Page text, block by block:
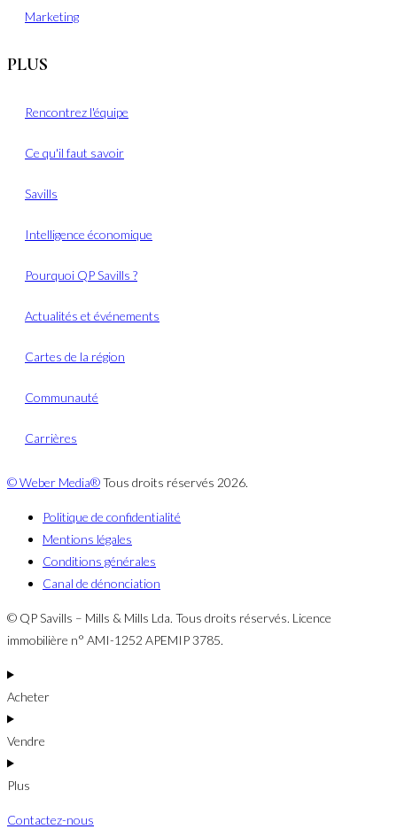
Marketing
PLUS
Rencontrez l'équipe
Ce qu'il faut savoir
Savills
Intelligence économique
Pourquoi QP Savills ?
Actualités et événements
Cartes de la région
Communauté
Carrières
© Weber Media®Tous droits réservés 2026.
Politique de confidentialité
Mentions légales
Conditions générales
Canal de dénonciation
© QP Savills – Mills & Mills Lda. Tous droits réservés. Licence
immobilière n° AMI-1252 APEMIP 3785.
Acheter
Vendre
Plus
Contactez-nous